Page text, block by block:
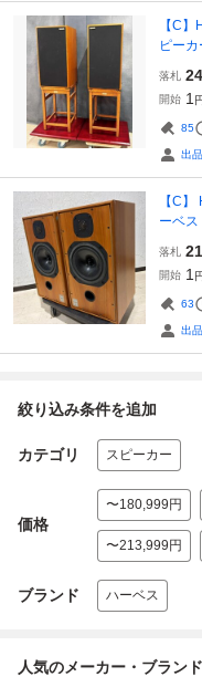
【C
ピー
落札
開始 1
85
出
【C
ーベ
落札
開始 1
63
出
絞り込み条件を追加
カテゴリ スピーカー
価格
〜180,999円
〜213,999円
ブランド ハーベス
人気のメーカー・ブランド